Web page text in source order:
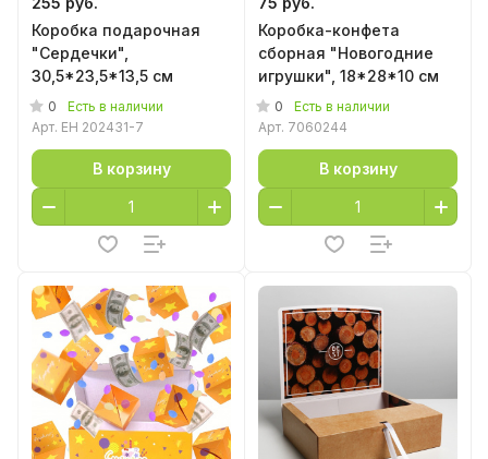
Коробка подарочная
"Сердечки",
30,5*23,5*13,5 см
0
Есть в наличии
Арт. EH 202431-7
В корзину
Коробка-конфета
сборная "Новогодние
игрушки", 18*28*10 см
0
Есть в наличии
Арт. 7060244
В корзину